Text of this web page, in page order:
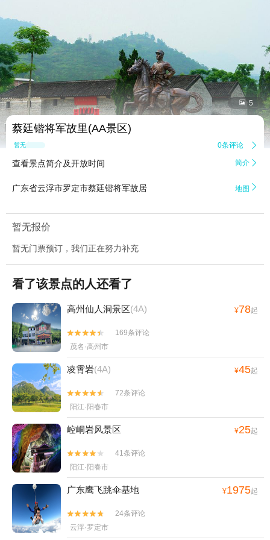
 5
蔡廷锴将军故里(AA景区)
暂无点评 0条评论 
查看景点简介及开放时间 简介 
广东省云浮市罗定市蔡廷锴将军故居 地图 
暂无报价
暂无门票预订，我们正在努力补充
看了该景点的人还看了
高州仙人洞景区(4A) ¥78起


169条评论
茂名·高州市
凌霄岩(4A) ¥45起


72条评论
阳江·阳春市
崆峒岩风景区 ¥25起


41条评论
阳江·阳春市
广东鹰飞跳伞基地 ¥1975起


24条评论
云浮·罗定市